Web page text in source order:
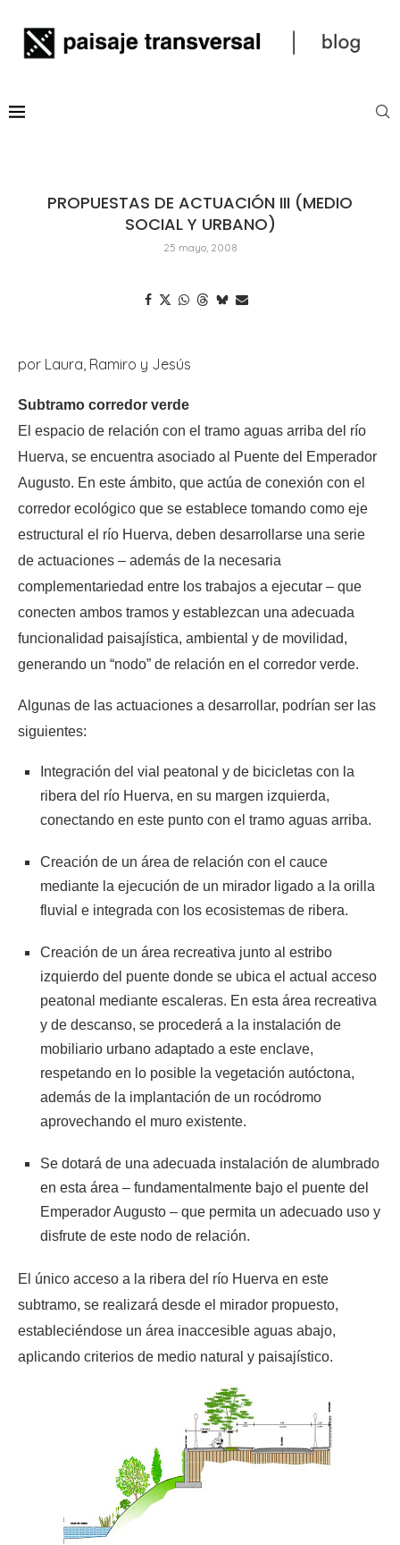
PROPUESTAS DE ACTUACIÓN III (MEDIO
SOCIAL Y URBANO)
25 mayo, 2008
por Laura, Ramiro y Jesús
Subtramo corredor verde
El espacio de relación con el tramo aguas arriba del río
Huerva, se encuentra asociado al Puente del Emperador
Augusto. En este ámbito, que actúa de conexión con el
corredor ecológico que se establece tomando como eje
estructural el río Huerva, deben desarrollarse una serie
de actuaciones – además de la necesaria
complementariedad entre los trabajos a ejecutar – que
conecten ambos tramos y establezcan una adecuada
funcionalidad paisajística, ambiental y de movilidad,
generando un “nodo” de relación en el corredor verde.
Algunas de las actuaciones a desarrollar, podrían ser las
siguientes:
Integración del vial peatonal y de bicicletas con la
ribera del río Huerva, en su margen izquierda,
conectando en este punto con el tramo aguas arriba.
Creación de un área de relación con el cauce
mediante la ejecución de un mirador ligado a la orilla
fluvial e integrada con los ecosistemas de ribera.
Creación de un área recreativa junto al estribo
izquierdo del puente donde se ubica el actual acceso
peatonal mediante escaleras. En esta área recreativa
y de descanso, se procederá a la instalación de
mobiliario urbano adaptado a este enclave,
respetando en lo posible la vegetación autóctona,
además de la implantación de un rocódromo
aprovechando el muro existente.
Se dotará de una adecuada instalación de alumbrado
en esta área – fundamentalmente bajo el puente del
Emperador Augusto – que permita un adecuado uso y
disfrute de este nodo de relación.
El único acceso a la ribera del río Huerva en este
subtramo, se realizará desde el mirador propuesto,
estableciéndose un área inaccesible aguas abajo,
aplicando criterios de medio natural y paisajístico.